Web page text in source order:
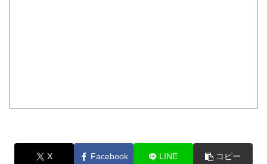
X Facebook LINE コピー